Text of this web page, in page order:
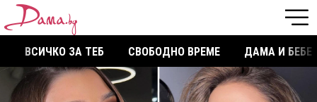
ВСИЧКО ЗА ТЕБ СВОБОДНО ВРЕМЕ ДАМА И БЕБЕ